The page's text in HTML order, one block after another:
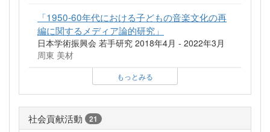
「1950-60年代における子どもの音楽文化の再
編に関するメディア論的研究」
日本学術振興会 若手研究 2018年4月 - 2022年3月
周東 美材
もっとみる
社会貢献活動 21